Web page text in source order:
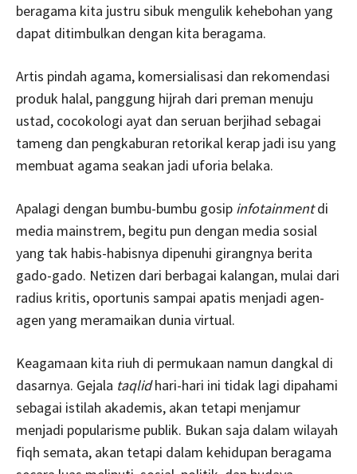
beragama kita justru sibuk mengulik kehebohan yang
dapat ditimbulkan dengan kita beragama.
Artis pindah agama, komersialisasi dan rekomendasi
produk halal, panggung hijrah dari preman menuju
ustad, cocokologi ayat dan seruan berjihad sebagai
tameng dan pengkaburan retorikal kerap jadi isu yang
membuat agama seakan jadi uforia belaka.
Apalagi dengan bumbu-bumbu gosip infotainmentdi
media mainstrem, begitu pun dengan media sosial
yang tak habis-habisnya dipenuhi girangnya berita
gado-gado. Netizen dari berbagai kalangan, mulai dari
radius kritis, oportunis sampai apatis menjadi agen-
agen yang meramaikan dunia virtual.
Keagamaan kita riuh di permukaan namun dangkal di
dasarnya. Gejala taqlidhari-hari ini tidak lagi dipahami
sebagai istilah akademis, akan tetapi menjamur
menjadi popularisme publik. Bukan saja dalam wilayah
fiqh semata, akan tetapi dalam kehidupan beragama